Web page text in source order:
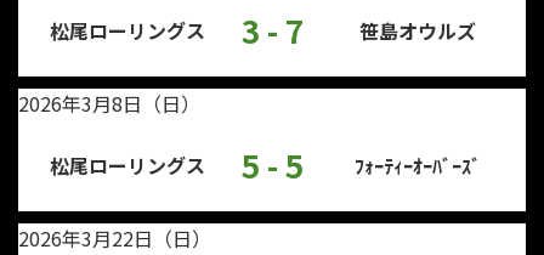
松尾ローリングス 3 - 7 笹島オウルズ
2026年3月8日（日）
松尾ローリングス 5 - 5 ﾌｫｰﾃｨｰｵｰﾊﾞｰｽﾞ
2026年3月22日（日）